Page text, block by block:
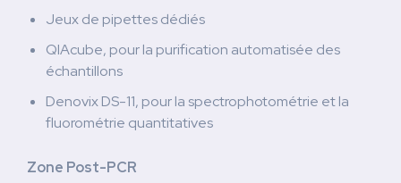
Jeux de pipettes dédiés
QIAcube, pour la purification automatisée des
échantillons
Denovix DS-11, pour la spectrophotométrie et la
fluorométrie quantitatives
Zone Post-PCR